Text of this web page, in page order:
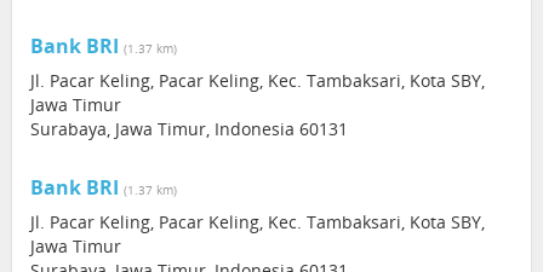
Bank BRI (1.37 km)
Jl. Pacar Keling, Pacar Keling, Kec. Tambaksari, Kota SBY,
Jawa Timur
Surabaya, Jawa Timur, Indonesia 60131
Bank BRI (1.37 km)
Jl. Pacar Keling, Pacar Keling, Kec. Tambaksari, Kota SBY,
Jawa Timur